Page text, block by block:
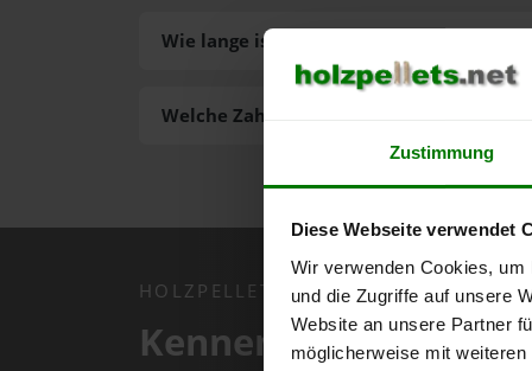
Zustimmung
Diese Webseite verwendet
Wir verwenden Cookies,
und die Zugriffe auf unsere
Website an unsere Partner
möglicherweise mit
Welche Zahlungsarten gibt es?
Wie lange ist die Lieferzeit der Pellets?
HOLZPELLETS.NET APP
Kennen Sie schon